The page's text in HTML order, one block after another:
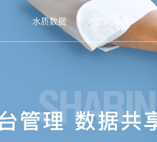
水质数据 官网商城